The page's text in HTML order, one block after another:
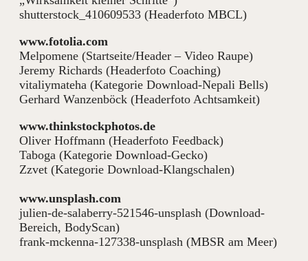
shutterstock_410609533 (Headerfoto MBCL)
www.fotolia.com
Melpomene (Startseite/Header – Video Raupe)
Jeremy Richards (Headerfoto Coaching)
vitaliymateha (Kategorie Download-Nepali Bells)
Gerhard Wanzenböck (Headerfoto Achtsamkeit)
www.thinkstockphotos.de
Oliver Hoffmann (Headerfoto Feedback)
Taboga (Kategorie Download-Gecko)
Zzvet (Kategorie Download-Klangschalen)
www.unsplash.com
julien-de-salaberry-521546-unsplash (Download-
Bereich, BodyScan)
frank-mckenna-127338-unsplash (MBSR am Meer)